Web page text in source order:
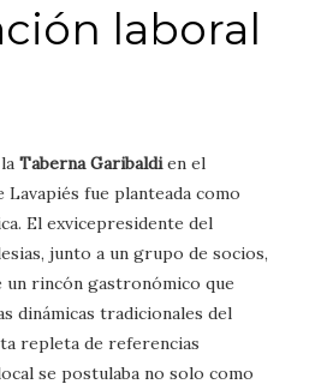
laboral
Taberna Garibaldien el
fue planteada como
El exvicepresidente del
junto a un grupo de socios,
un rincón gastronómico que
dinámicas tradicionales del
repleta de referencias
se postulaba no solo como